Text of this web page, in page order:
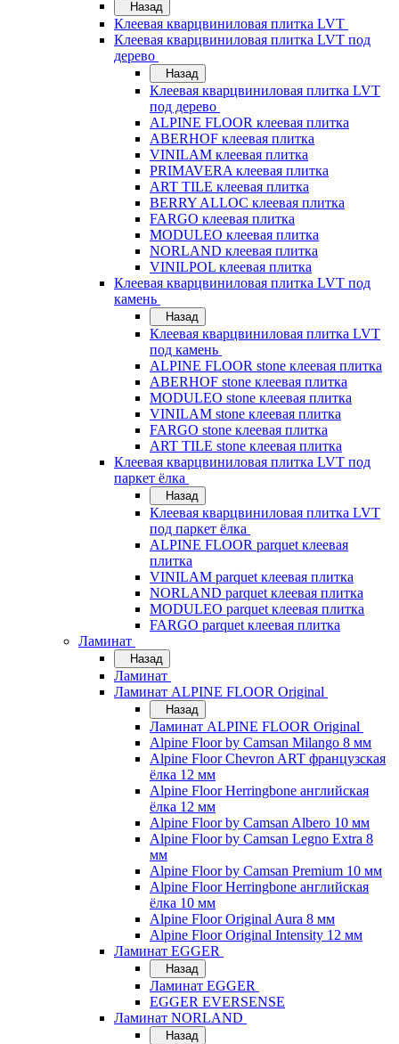
Назад
Клеевая кварцвиниловая плитка LVT
Клеевая кварцвиниловая плитка LVT под
дерево
Назад
Клеевая кварцвиниловая плитка LVT
под дерево
ALPINE FLOOR клеевая плитка
ABERHOF клеевая плитка
VINILAM клеевая плитка
PRIMAVERA клеевая плитка
ART TILE клеевая плитка
BERRY ALLOC клеевая плитка
FARGO клеевая плитка
MODULEO клеевая плитка
NORLAND клеевая плитка
VINILPOL клеевая плитка
Клеевая кварцвиниловая плитка LVT под
камень
Назад
Клеевая кварцвиниловая плитка LVT
под камень
ALPINE FLOOR stone клеевая плитка
ABERHOF stone клеевая плитка
MODULEO stone клеевая плитка
VINILAM stone клеевая плитка
FARGO stone клеевая плитка
ART TILE stone клеевая плитка
Клеевая кварцвиниловая плитка LVT под
паркет ёлка
Назад
Клеевая кварцвиниловая плитка LVT
под паркет ёлка
ALPINE FLOOR parquet клеевая
плитка
VINILAM parquet клеевая плитка
NORLAND parquet клеевая плитка
MODULEO parquet клеевая плитка
FARGO parquet клеевая плитка
Ламинат
Назад
Ламинат
Ламинат ALPINE FLOOR Original
Назад
Ламинат ALPINE FLOOR Original
Alpine Floor by Camsan Milango 8 мм
Alpine Floor Chevron ART французская
ёлка 12 мм
Alpine Floor Herringbone английская
ёлка 12 мм
Alpine Floor by Camsan Albero 10 мм
Alpine Floor by Camsan Legno Extra 8
мм
Alpine Floor by Camsan Premium 10 мм
Alpine Floor Herringbone английская
ёлка 10 мм
Alpine Floor Original Aura 8 мм
Alpine Floor Original Intensity 12 мм
Ламинат EGGER
Назад
Ламинат EGGER
EGGER EVERSENSE
Ламинат NORLAND
Назад